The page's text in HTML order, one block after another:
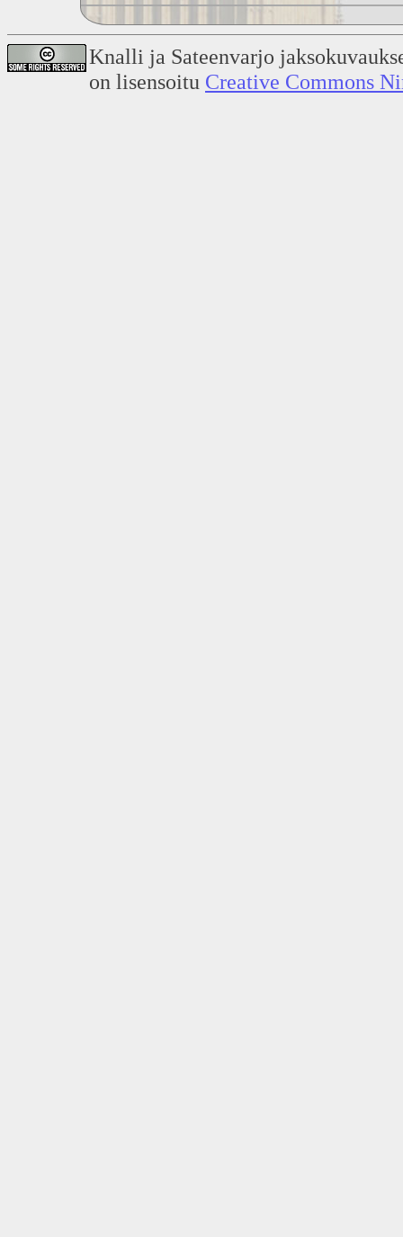
Knalli ja Sateenvarjo
on lisensoitu Creative Commons